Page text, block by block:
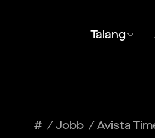
Talang
# /Jobb /Avista